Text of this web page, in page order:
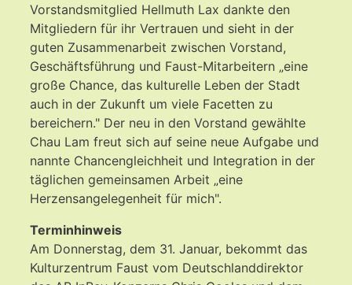
Vorstandsmitglied Hellmuth Lax dankte den
Mitgliedern für ihr Vertrauen und sieht in der
guten Zusammenarbeit zwischen Vorstand,
Geschäftsführung und Faust-Mitarbeitern „eine
große Chance, das kulturelle Leben der Stadt
auch in der Zukunft um viele Facetten zu
bereichern." Der neu in den Vorstand gewählte
Chau Lam freut sich auf seine neue Aufgabe und
nannte Chancengleichheit und Integration in der
täglichen gemeinsamen Arbeit „eine
Herzensangelegenheit für mich".
Terminhinweis
Am Donnerstag, dem 31. Januar, bekommt das
Kulturzentrum Faust vom Deutschlanddirektor